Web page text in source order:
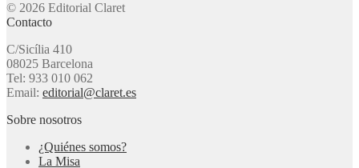
© 2026 Editorial Claret
Contacto
C/Sicília 410
08025 Barcelona
Tel: 933 010 062
Email: editorial@claret.es
Sobre nosotros
¿Quiénes somos?
La Misa